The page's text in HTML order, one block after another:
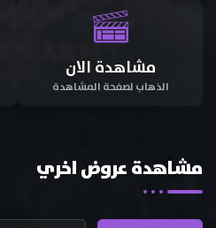
مشاهدة الان
الذهاب لصفحة المشاهدة
مشاهدة عروض اخري